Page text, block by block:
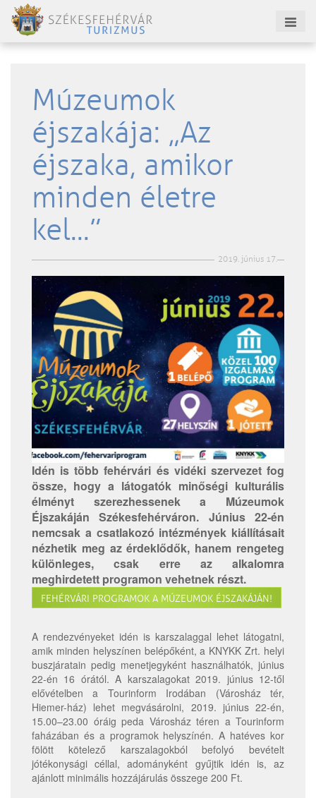
Múzeumok
éjszakája: „Az
éjszaka, amikor
minden életre
kel...”
2019. június 17.
Idén is több fehérvári és vidéki szervezet fog
össze, hogy a látogatók minőségi kulturális
élményt szerezhessenek a Múzeumok
Éjszakáján Székesfehérváron. Június 22-én
nemcsak a csatlakozó intézmények kiállításait
nézhetik meg az érdeklődők, hanem rengeteg
különleges, csak erre az alkalomra
meghirdetett programon vehetnek részt.
FEHÉRVÁRI PROGRAMOK A MÚZEUMOK ÉJSZAKÁJÁN!
A rendezvényeket idén is karszalaggal lehet látogatni,
amik minden helyszínen belépőként, a KNYKK Zrt. helyi
buszjáratain pedig menetjegyként használhatók, június
22-én 16 órától. A karszalagokat 2019. június 12-től
elővételben a Tourinform Irodában (Városház tér,
Hiemer-ház) lehet megvásárolni, 2019. június 22-én,
15.00–23.00 óráig peda Városház téren a Tourinform
faházában és a programok helyszínén. A hatéves kor
fölött kötelező karszalagokból befolyó bevételt
jótékonysági céllal, adományként gyűjtik idén is, az
ajánlott minimális hozzájárulás összege 200 Ft.